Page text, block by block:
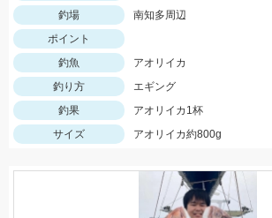
釣場
南知多周辺
ポイント
釣魚
アオリイカ
釣り方
エギング
釣果
アオリイカ1杯
サイズ
アオリイカ約800g